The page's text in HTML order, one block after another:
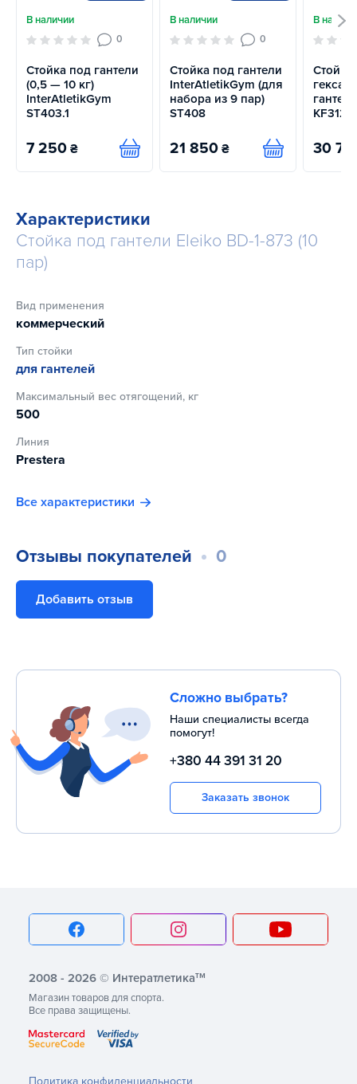
В наличии
0
Стойка под гантели
(0,5 — 10 кг)
InterAtletikGym
ST403.1
7 250 ₴ Купить
В наличии
0
Стойка под гантели
InterAtletikGym (для
набора из 9 пар)
ST408
21 850 ₴ Купить
В
Стойка
30
Характеристики
Стойка под гантели Eleiko BD-1-873 (10
пар)
Вид применения
коммерческий
Тип стойки
для гантелей
Максимальный вес отягощений, кг
500
Линия
Prestera
Все характеристики
Отзывы покупателей 0
Добавить отзыв
Сложно выбрать?
Наши специалисты всегда
помогут!
+380 44 391 31 20
Заказать звонок
2008 - 2026 © Интератлетикатм
Магазин товаров для спорта.
Все права защищены.